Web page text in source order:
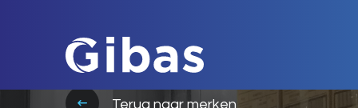
Terug naar merken